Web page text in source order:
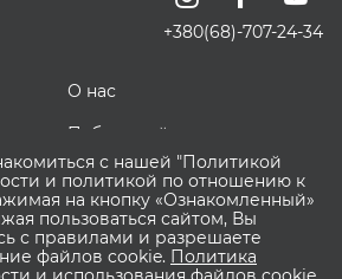
+380(68)-707-24-34
О нас
Публичный договор
Доставка, оплата и
возврат
Сервис ВИШЛИСТ ВАУ
с нашей "Политикой
и политикой по отношению к
на кнопку «Ознакомленный»
пользоваться сайтом, Вы
с правилами и разрешаете
файлов cookie. Политика